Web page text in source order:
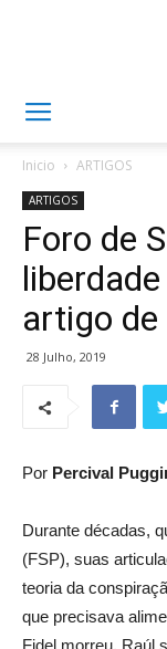
Inicio ARTIGOS
ARTIGOS
Foro de
artigo
28 Julho, 2019
Por Percival
Durante décadas,
(FSP), suas
teoria da
que precisava
Fidel morreu, Raúl